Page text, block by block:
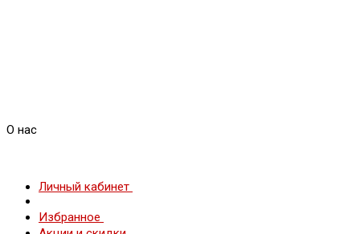
О нас
Личный кабинет
Избранное